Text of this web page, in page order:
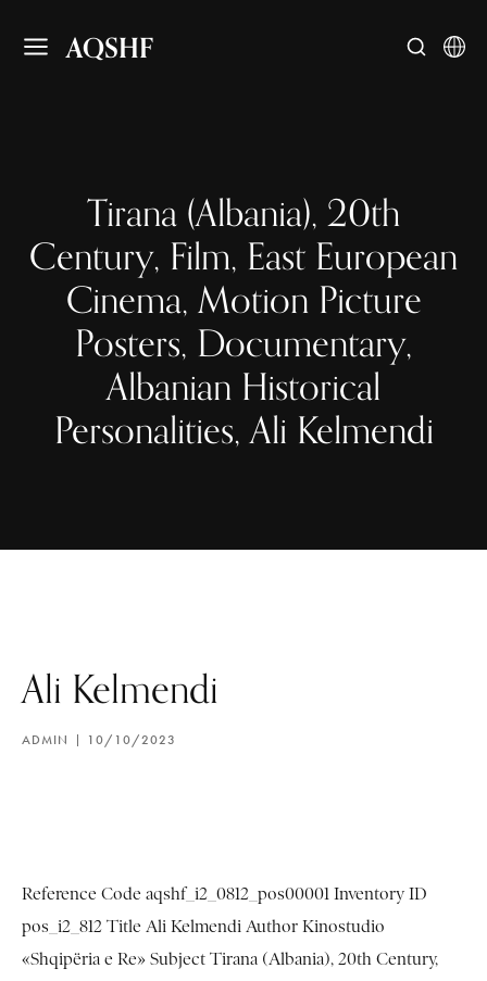
AQSHF
Tirana (Albania), 20th
Century, Film, East European
Cinema, Motion Picture
Posters, Documentary,
Albanian Historical
Personalities, Ali Kelmendi
Ali Kelmendi
ADMIN 10/10/2023
Reference Code aqshf_i2_0812_pos00001 Inventory ID
pos_i2_812 Title Ali Kelmendi Author Kinostudio
«Shqipëria e Re» Subject Tirana (Albania), 20th Century,